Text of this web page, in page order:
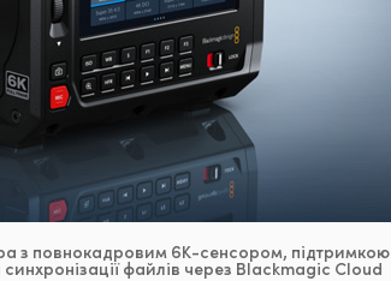
з повнокадровим 6K-сенсором, підтримкою
синхронізації файлів через Blackmagic Cloud